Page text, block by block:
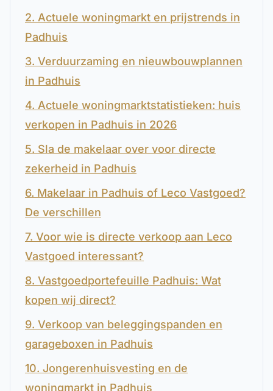
2. Actuele woningmarkt en prijstrends in
Padhuis
3. Verduurzaming en nieuwbouwplannen
in Padhuis
4. Actuele woningmarktstatistieken: huis
verkopen in Padhuis in 2026
5. Sla de makelaar over voor directe
zekerheid in Padhuis
6. Makelaar in Padhuis of Leco Vastgoed?
De verschillen
7. Voor wie is directe verkoop aan Leco
Vastgoed interessant?
8. Vastgoedportefeuille Padhuis: Wat
kopen wij direct?
9. Verkoop van beleggingspanden en
garageboxen in Padhuis
10. Jongerenhuisvesting en de
woningmarkt in Padhuis